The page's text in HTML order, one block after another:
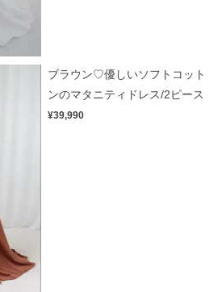
ブラウン♡優しいソフトコット
ンのマタニティドレス/2ピース
¥39,990